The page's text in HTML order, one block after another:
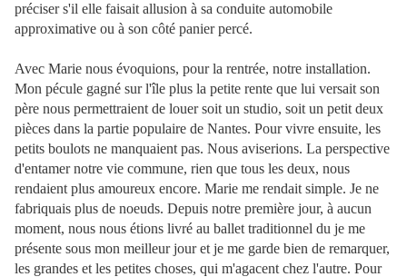
préciser s'il elle faisait allusion à sa conduite automobile
approximative ou à son côté panier percé.
Avec Marie nous évoquions, pour la rentrée, notre installation.
Mon pécule gagné sur l'île plus la petite rente que lui versait son
père nous permettraient de louer soit un studio, soit un petit deux
pièces dans la partie populaire de Nantes. Pour vivre ensuite, les
petits boulots ne manquaient pas. Nous aviserions. La perspective
d'entamer notre vie commune, rien que tous les deux, nous
rendaient plus amoureux encore. Marie me rendait simple. Je ne
fabriquais plus de noeuds. Depuis notre première jour, à aucun
moment, nous nous étions livré au ballet traditionnel du je me
présente sous mon meilleur jour et je me garde bien de remarquer,
les grandes et les petites choses, qui m'agacent chez l'autre. Pour